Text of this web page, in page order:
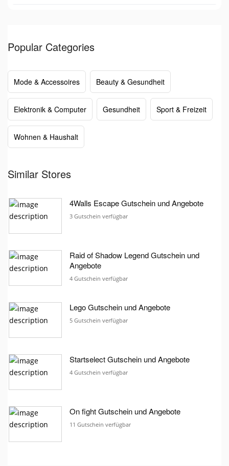
Popular Categories
Mode & Accessoires Beauty & Gesundheit
Elektronik & Computer Gesundheit Sport & Freizeit
Wohnen & Haushalt
Similar Stores
4Walls Escape Gutschein und Angebote
3 Gutschein verfügbar
Raid of Shadow Legend Gutschein und
Angebote
4 Gutschein verfügbar
Lego Gutschein und Angebote
5 Gutschein verfügbar
Startselect Gutschein und Angebote
4 Gutschein verfügbar
On fight Gutschein und Angebote
11 Gutschein verfügbar